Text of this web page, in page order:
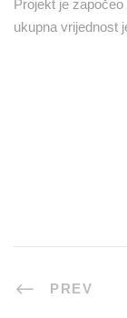
Projekt je
ukupna vrijednost
PREV